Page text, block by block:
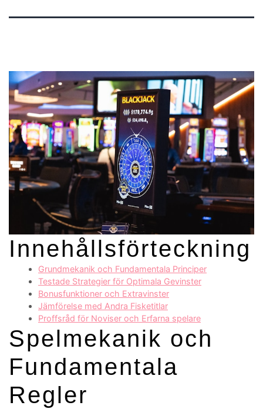
Innehållsförteckning
Grundmekanik och Fundamentala Principer
Testade Strategier för Optimala Gevinster
Bonusfunktioner och Extravinster
Jämförelse med Andra Fisketitlar
Proffsråd för Noviser och Erfarna spelare
Spelmekanik och
Fundamentala
Regler